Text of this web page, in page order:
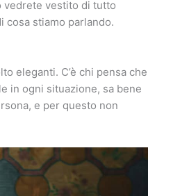
vedrete vestito di tutto
cosa stiamo parlando.
eleganti. C’è chi pensa che
in ogni situazione, sa bene
e per questo non